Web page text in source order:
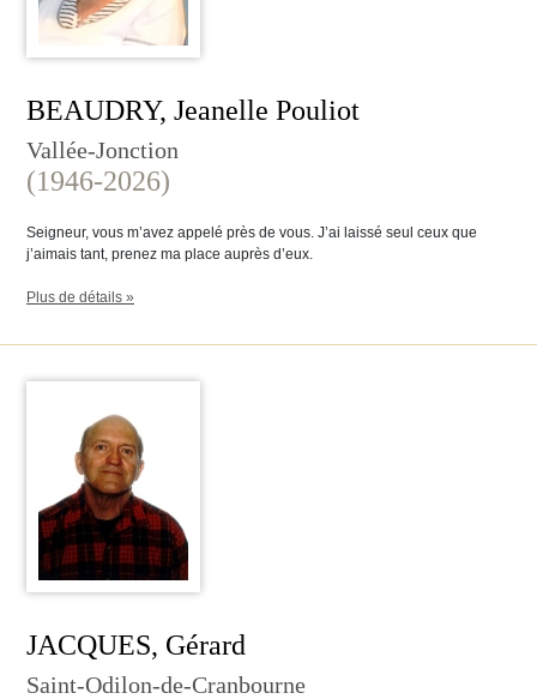
BEAUDRY, Jeanelle Pouliot
Vallée-Jonction
(1946-2026)
Seigneur, vous m’avez appelé près de vous. J’ai laissé seul ceux que
j’aimais tant, prenez ma place auprès d’eux.
Plus de détails »
JACQUES, Gérard
Saint-Odilon-de-Cranbourne